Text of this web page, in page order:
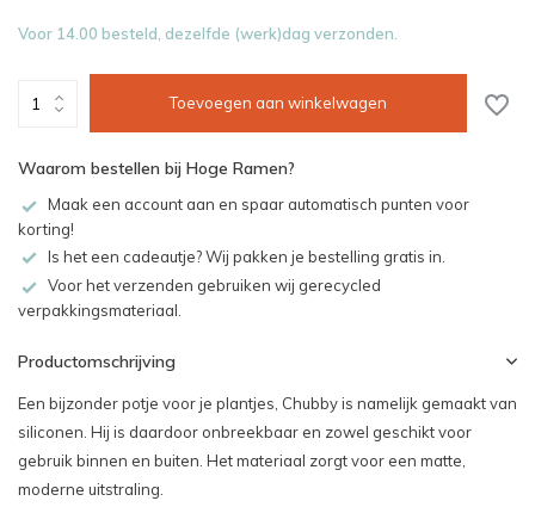
Voor 14.00 besteld, dezelfde (werk)dag verzonden.
Toevoegen aan winkelwagen
Waarom bestellen bij Hoge Ramen?
Maak een account aan en spaar automatisch punten voor
korting!
Is het een cadeautje? Wij pakken je bestelling gratis in.
Voor het verzenden gebruiken wij gerecycled
verpakkingsmateriaal.
Productomschrijving
Een bijzonder potje voor je plantjes, Chubby is namelijk gemaakt van
siliconen. Hij is daardoor onbreekbaar en zowel geschikt voor
gebruik binnen en buiten. Het materiaal zorgt voor een matte,
moderne uitstraling.